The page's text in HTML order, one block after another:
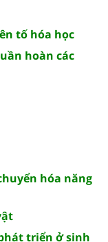
tố hóa học
hoàn các
hóa năng
triển ở sinh